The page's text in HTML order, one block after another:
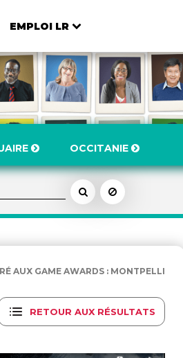
EMPLOI LR
OCCITANIE
AUX GAME AWARDS : MONTPELLIER, ...
RETOUR AUX RÉSULTATS